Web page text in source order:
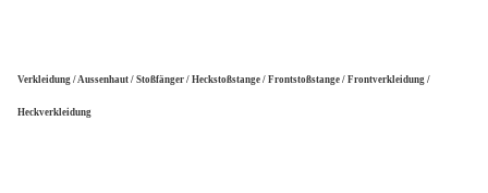
Verkleidung / Aussenhaut / Stoßfänger / Heckstoßstange / Frontstoßstange / Frontverkleidung /
Heckverkleidung